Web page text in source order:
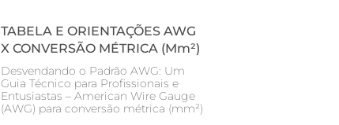
TABELA E ORIENTAÇÕES AWG
X CONVERSÃO MÉTRICA (mm²)
Desvendando o Padrão AWG: Um
Guia Técnico para Profissionais e
Entusiastas – American Wire Gauge
(AWG) para conversão métrica (mm²)